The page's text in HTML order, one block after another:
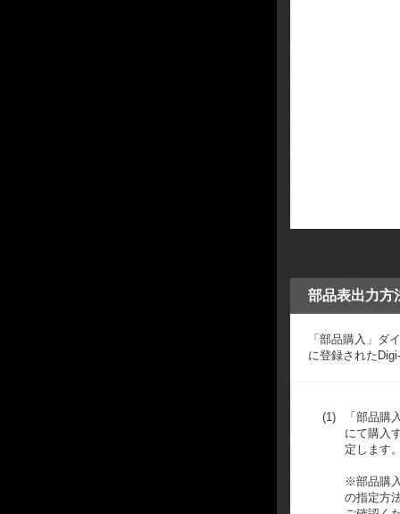
部品表出力方
「部品購入」ダ
に登録された
(1)
「部品購
にて購入
定します
※部品購
の指定方